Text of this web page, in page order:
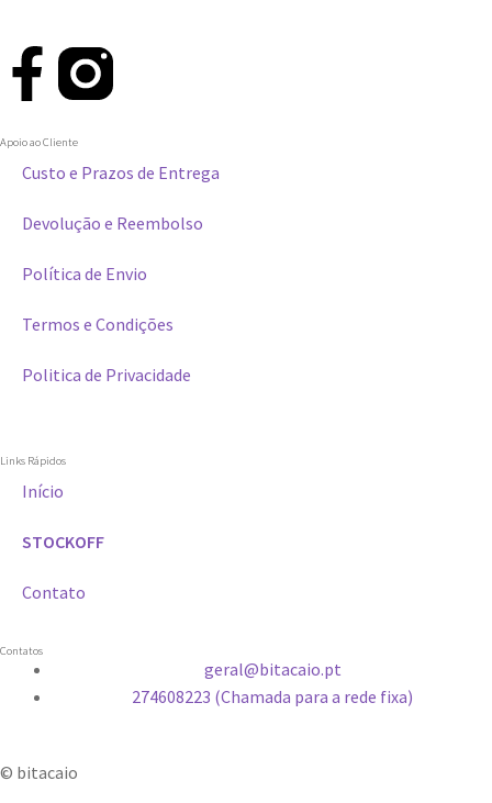
Apoio ao Cliente
Custo e Prazos de Entrega
Devolução e Reembolso
Política de Envio
Termos e Condições
Politica de Privacidade
Links Rápidos
Início
STOCKOFF
Contato
Contatos
geral@bitacaio.pt
274608223 (Chamada para a rede fixa)
© bitacaio